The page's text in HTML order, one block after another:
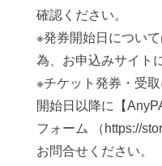
確認ください。
※発券開始日につい
為、お申込みサイト
※チケット発券・受
開始日以降に【
フォーム （https://
お問合せください。